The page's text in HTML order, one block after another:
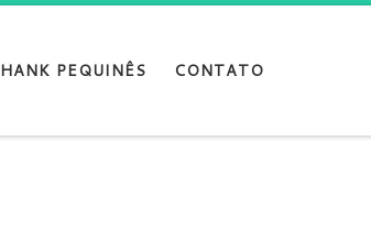
HANK PEQUINÊS CONTATO